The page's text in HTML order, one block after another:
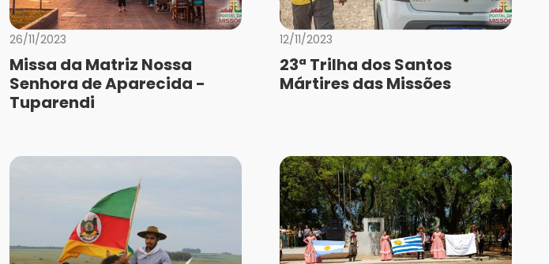
26/11/2023
Missa da Matriz Nossa
Senhora de Aparecida -
Tuparendi
12/11/2023
23ª Trilha dos Santos
Mártires das Missões